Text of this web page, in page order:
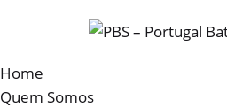
Home
Quem Somos